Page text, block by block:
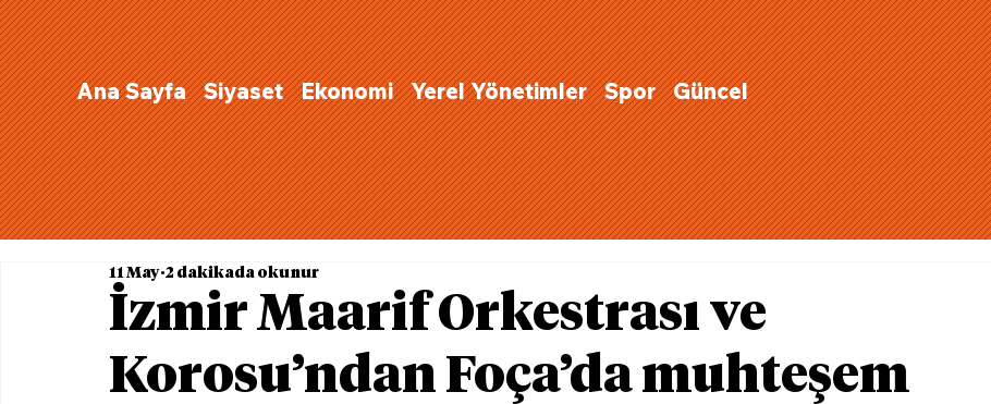
Ana Sayfa Siyaset Ekonomi Yerel Yönetimler Spor Güncel
İzmir Maarif Orkestrası ve
Korosu’ndan Foça’da muhteşem
11 May 2 dakikada okunur